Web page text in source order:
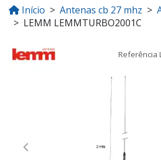
Início Antenas cb 27 mhz
LEMM LEMMTURBO2001C
Referência
Previous